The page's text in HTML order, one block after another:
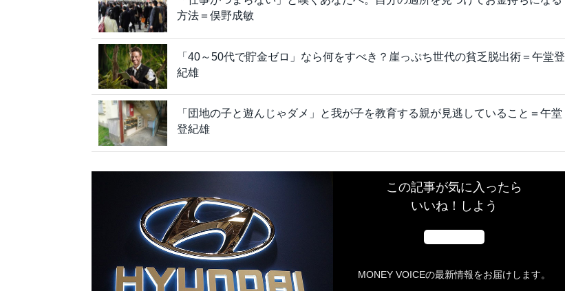
方法＝俣野成敏
「40～50代で貯金ゼロ」なら何をすべき？崖っぷち世代の貧乏脱出術＝午堂登
紀雄
「団地の子と遊んじゃダメ」と我が子を教育する親が見逃していること＝午堂
登紀雄
この記事が気に入ったら
いいね！しよう
MONEY VOICEの最新情報をお届けします。